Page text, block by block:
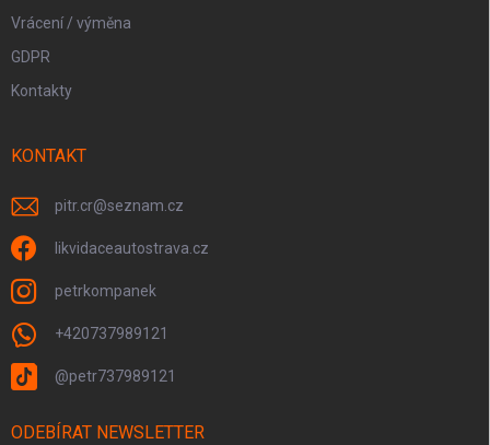
Vrácení / výměna
GDPR
Kontakty
KONTAKT
pitr.cr@seznam.cz
likvidaceautostrava.cz
petrkompanek
+420737989121
@petr737989121
ODEBÍRAT NEWSLETTER